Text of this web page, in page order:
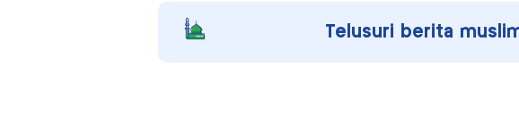
Telusuri berita